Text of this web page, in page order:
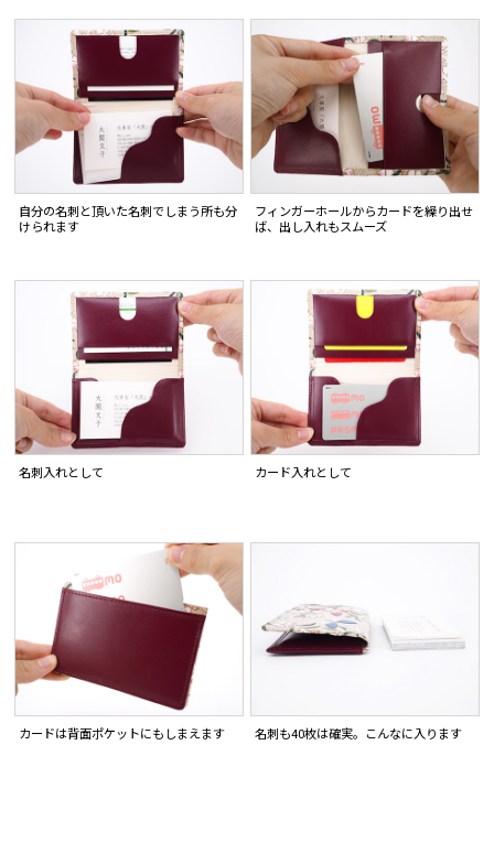
自分の名刺と頂いた名刺でしまう所も分
けられます
フィンガーホールからカードを繰り出せ
ば、出し入れもスムーズ
名刺入れとして カード入れとして
カードは背面ポケットにもしまえます 名刺も40枚は確実。こんなに入ります